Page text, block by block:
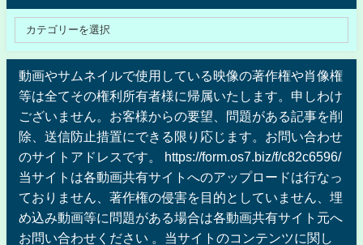
動画やサムネイルで使用している映像の著作権や肖像権
等は全てその権利所有者様に帰属いたします。申しわけ
ございません。お客様からの要望、問題がある記事を削
除、送信防止措置にできる限り応じます。お問い合わせ
のサイトアドレスです。 https://form.os7.biz/f/c82c6596/
当サイトは各動画共有サイトへのアップロードは行なっ
ておりません、著作権の侵害を目的としていません、埋
め込み動画等に問題がある場合は各動画共有サイト元へ
お問い合わせください 。当サイトのコンテンツに関し